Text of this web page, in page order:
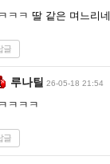
ㅋㅋ 딸 같은 며느리네
글
루나틸 26-05-18 21:54
ㅋㅋㅋ
글